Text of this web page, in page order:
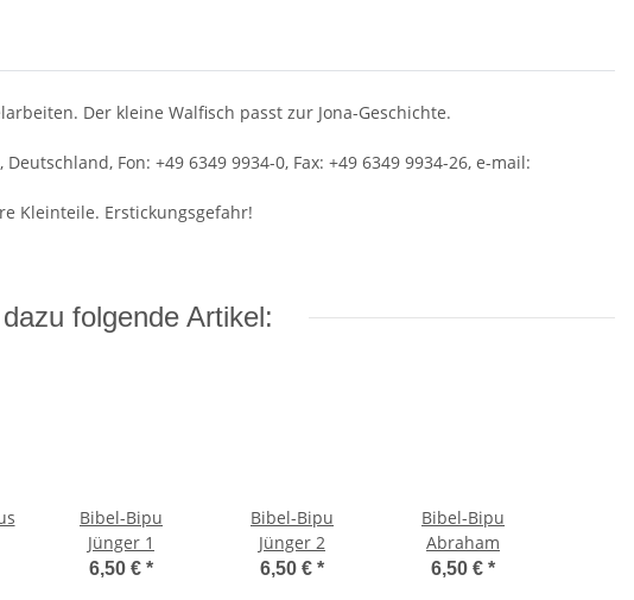
Der kleine Walfisch passt zur Jona-Geschichte.
Fon: +49 6349 9934-0, Fax: +49 6349 9934-26, e-mail:
Kleinteile. Erstickungsgefahr!
folgende Artikel:
Bibel-Bipu
Jünger 1
6,50 € *
Bibel-Bipu
Jünger 2
6,50 € *
Bibel-Bipu
Abraham
6,50 € *